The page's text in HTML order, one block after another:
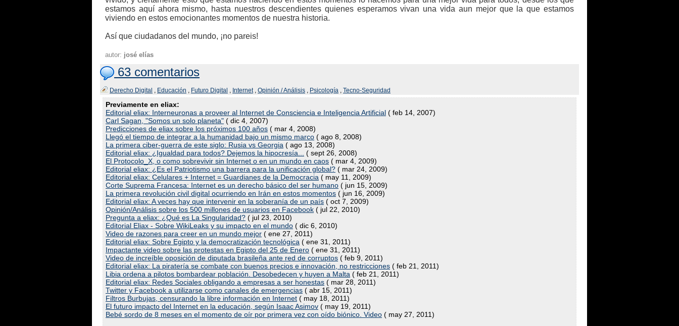
estamos aquí ahora mismo, hasta nuestros descendientes quienes esperamos vivan una vida aun mejor que la que estamos
viviendo en estos emocionantes momentos de nuestra historia.
Así que ciudadanos del mundo, ¡no pareis!
autor: josé elías
63 comentarios
Derecho Digital , Educación , Futuro Digital , Internet, Opinión / Análisis , Psicología , Tecno-Seguridad
Previamente en eliax:
Editorial eliax: Interneuronas a proveer al Internet de Consciencia e Inteligencia Artificial ( feb 14, 2007)
Carl Sagan, "Somos un solo planeta" ( dic 4, 2007)
Predicciones de eliax sobre los próximos 100 años ( mar 4, 2008)
Llegó el tiempo de integrar a la humanidad bajo un mismo marco ( ago 8, 2008)
La primera ciber-guerra de este siglo: Rusia vs Georgia ( ago 13, 2008)
Editorial eliax: ¿Igualdad para todos? Dejemos la hipocresía...
( sept 26, 2008)
El Protocolo_X, o como sobrevivir sin Internet o en un mundo en caos ( mar 4, 2009)
Editorial eliax: ¿Es el Patriotismo una barrera para la unificación global? ( mar 24, 2009)
Editorial eliax: Celulares + Internet = Guardianes de la Democracia ( may 11, 2009)
Corte Suprema Francesa: Internet es un derecho básico del ser humano ( jun 15, 2009)
La primera revolución civil digital ocurriendo en Irán en estos momentos ( jun 16, 2009)
Editorial eliax: A veces hay que intervenir en la soberanía de un país ( oct 7, 2009)
Opinión/Análisis sobre los 500 millones de usuarios en Facebook ( jul 22, 2010)
Pregunta a eliax: ¿Qué es La Singularidad? ( jul 23, 2010)
Editorial Eliax - Sobre WikiLeaks y su impacto en el mundo ( dic 6, 2010)
Video de razones para creer en un mundo mejor ( ene 27, 2011)
Editorial eliax: Sobre Egipto y la democratización tecnológica ( ene 31, 2011)
Impactante video sobre las protestas en Egipto del 25 de Enero ( ene 31, 2011)
Video de increíble oposición de diputada brasileña ante red de corruptos ( feb 9, 2011)
Editorial eliax: La piratería se combate con buenos precios e innovación, no restricciones ( feb 21, 2011)
Libia ordena a pilotos bombardear población. Desobedecen y huyen a Malta ( feb 21, 2011)
Editorial eliax: Redes Sociales obligando a empresas a ser honestas ( mar 28, 2011)
Twitter y Facebook a utilizarse como canales de emergencias ( abr 15, 2011)
Filtros Burbujas, censurando la libre información en Internet ( may 18, 2011)
El futuro impacto del Internet en la educación, según Isaac Asimov ( may 19, 2011)
Bebé sordo de 8 meses en el momento de oír por primera vez con oído biónico. Video ( may 27, 2011)